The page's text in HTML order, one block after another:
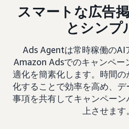
スマートな広告
とシンプ
Ads Agentは常時稼働のAI
Amazon Adsでのキャンペー
適化を簡素化します。時間
化することで効率を高め、
事項を共有してキャンペーン
上させます。